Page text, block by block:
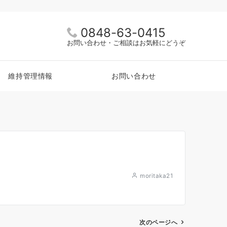
0848-63-0415
お問い合わせ・ご相談はお気軽にどうぞ
維持管理情報 お問い合わせ
moritaka21
次のページへ